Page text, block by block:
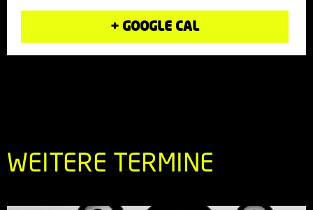
+ GOOGLE CAL
WEITERE TERMINE